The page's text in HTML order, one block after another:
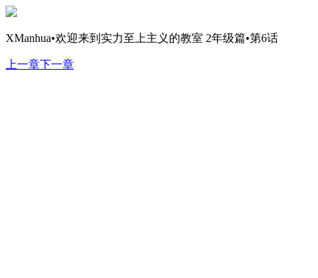
XManhua•欢迎来到实力至上主义的教室 2年级篇•第6话
上一章下一章